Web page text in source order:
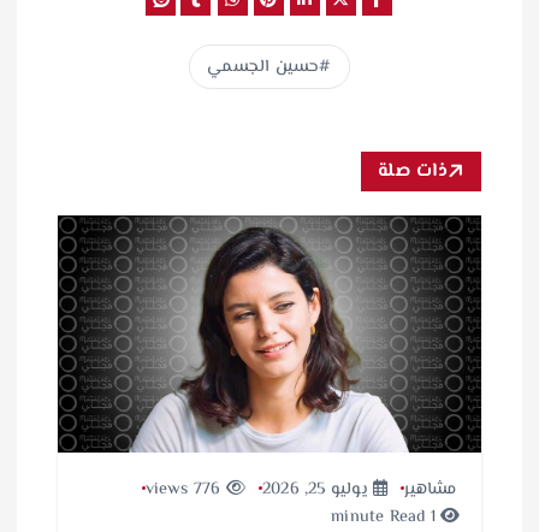
حسين الجسمي
ذات صلة
مشاهير يوليو 25, 2026
1 minute Read